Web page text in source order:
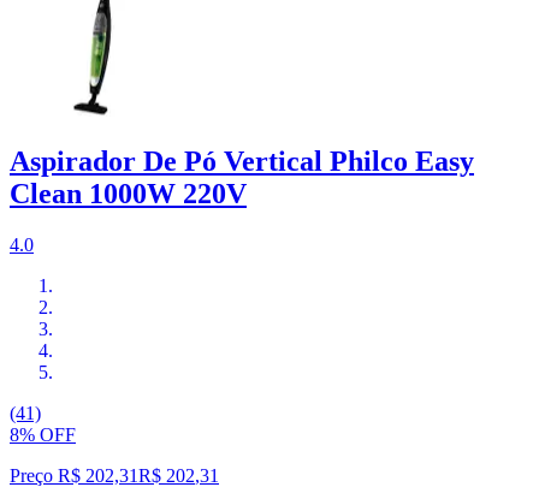
Aspirador De Pó Vertical Philco Easy
Clean 1000W 220V
4.0
(41)
8% OFF
Preço R$ 202,31R$ 202,31